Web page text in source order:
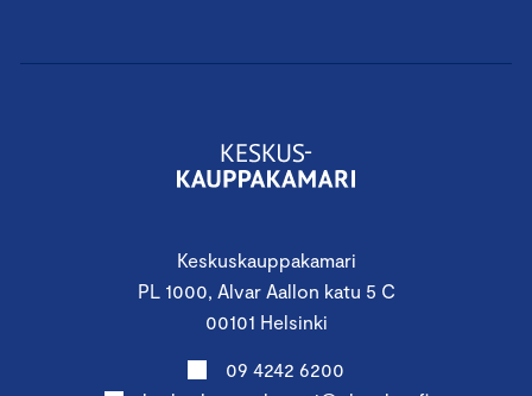
Keskuskauppakamari
PL 1000, Alvar Aallon katu 5 C
00101 Helsinki
09 4242 6200